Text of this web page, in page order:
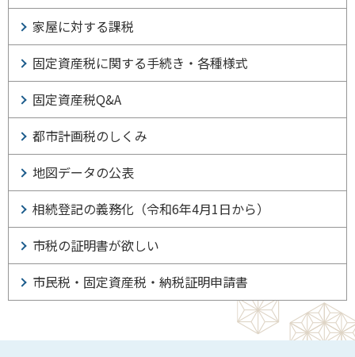
家屋に対する課税
固定資産税に関する手続き・各種様式
固定資産税Q&A
都市計画税のしくみ
地図データの公表
相続登記の義務化（令和6年4月1日から）
市税の証明書が欲しい
市民税・固定資産税・納税証明申請書